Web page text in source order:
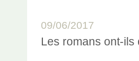
09/06/2017
Les romans ont-ils